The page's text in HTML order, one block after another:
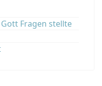
Fragen stellte